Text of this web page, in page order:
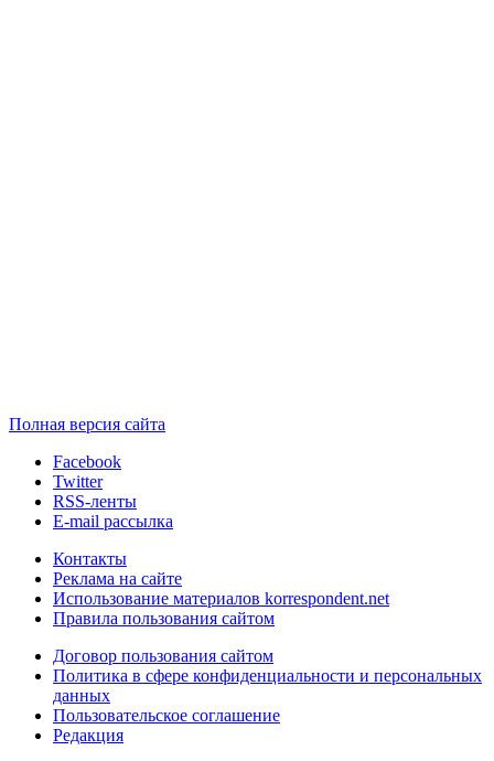
Полная версия сайта
Facebook
Twitter
RSS-ленты
E-mail рассылка
Контакты
Реклама на сайте
Использование материалов korrespondent.net
Правила пользования сайтом
Договор пользования сайтом
Политика в сфере конфиденциальности и персональных
данных
Пользовательское соглашение
Редакция